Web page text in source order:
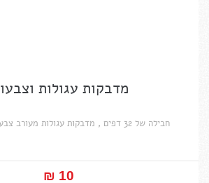
מדבקות עגולות
חבילה של 32 דפים , מדבקות עגולות מעורב צבעים. נא לבחור גודל
10 ₪‎